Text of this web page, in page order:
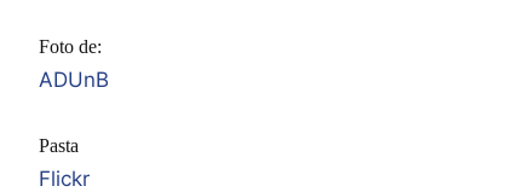
Foto de:
ADUnB
Pasta
Flickr